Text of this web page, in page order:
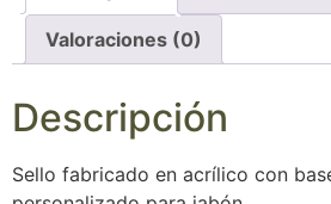
Valoraciones (0)
Descripción
Sello fabricado en acrílico con